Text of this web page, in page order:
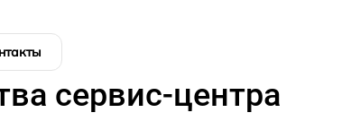
сервис-центра